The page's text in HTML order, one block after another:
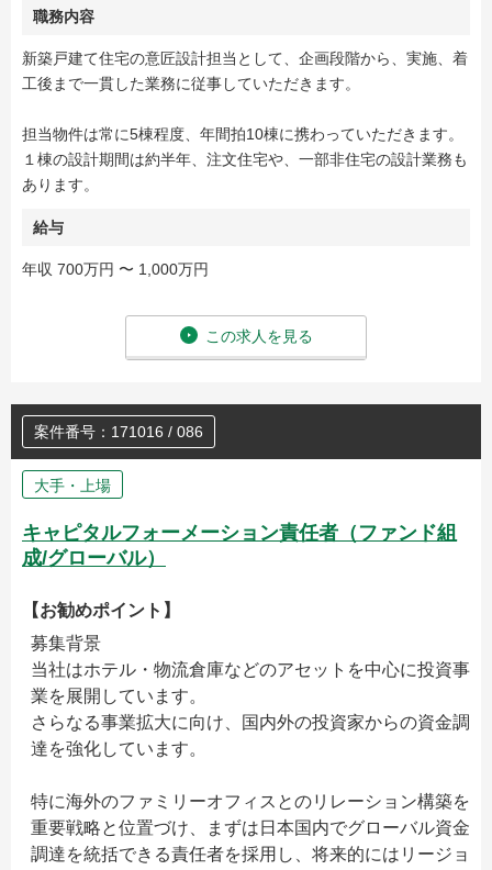
職務内容
新築戸建て住宅の意匠設計担当として、企画段階から、実施、着
工後まで一貫した業務に従事していただきます。
担当物件は常に5棟程度、年間拍10棟に携わっていただきます。
１棟の設計期間は約半年、注文住宅や、一部非住宅の設計業務も
あります。
給与
年収 700万円 〜 1,000万円
この求人を見る
案件番号：171016 / 086
大手・上場
キャピタルフォーメーション責任者（ファンド組
成/グローバル）
【お勧めポイント】
募集背景
当社はホテル・物流倉庫などのアセットを中心に投資事
業を展開しています。
さらなる事業拡大に向け、国内外の投資家からの資金調
達を強化しています。
特に海外のファミリーオフィスとのリレーション構築を
重要戦略と位置づけ、まずは日本国内でグローバル資金
調達を統括できる責任者を採用し、将来的にはリージョ